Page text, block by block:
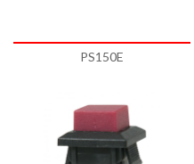
PS150E